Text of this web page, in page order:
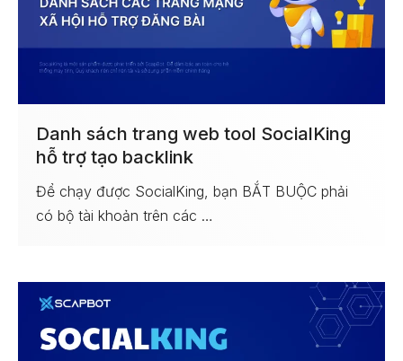
Danh sách trang web tool SocialKing
hỗ trợ tạo backlink
Để chạy được SocialKing, bạn BẮT BUỘC phải
có bộ tài khoản trên các …